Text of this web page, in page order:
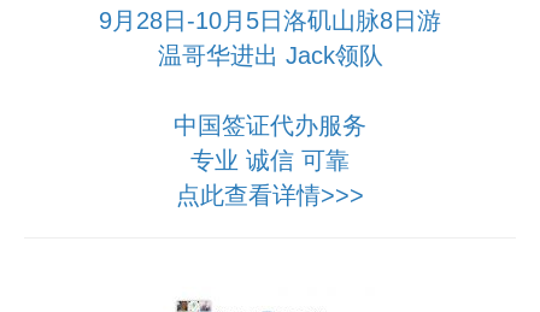
9月28日-10月5日洛矶山脉8日游
温哥华进出 Jack领队
中国签证代办服务
专业 诚信 可靠
点此查看详情>>>